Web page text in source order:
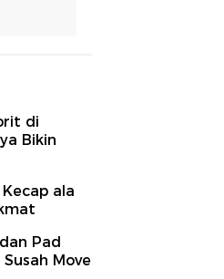
di
Bikin
ala
Pad
Move